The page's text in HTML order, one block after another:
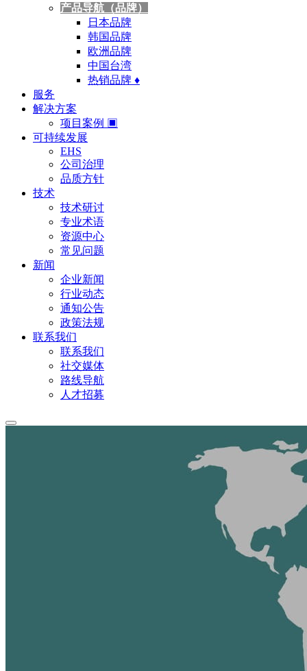
产品导航（品牌）
日本品牌
韩国品牌
欧洲品牌
中国台湾
热销品牌 ♦
服务
解决方案
项目案例 ▣
可持续发展
EHS
公司治理
品质方针
技术
技术研讨
专业术语
资源中心
常见问题
新闻
企业新闻
行业动态
通知公告
政策法规
联系我们
联系我们
社交媒体
路线导航
人才招募